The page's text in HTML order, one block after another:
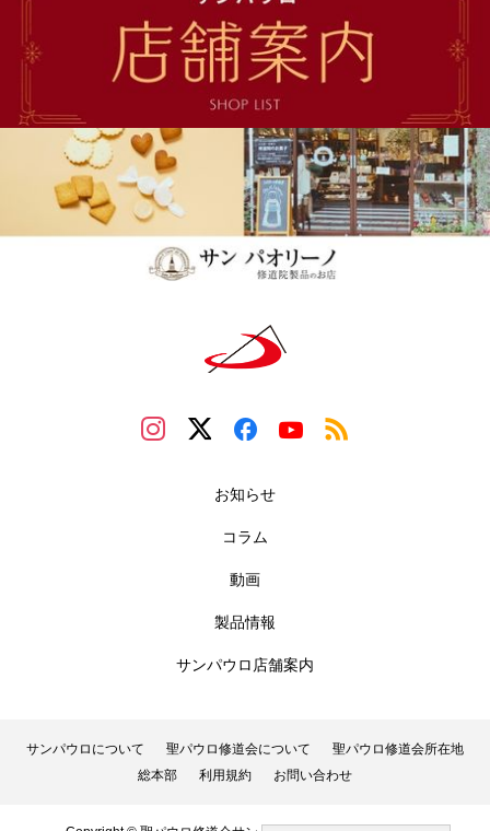
お知らせ
コラム
動画
製品情報
サンパウロ店舗案内
サンパウロについて 聖パウロ修道会について
聖パウロ修道会所在地
総本部
利用規約 お問い合わせ